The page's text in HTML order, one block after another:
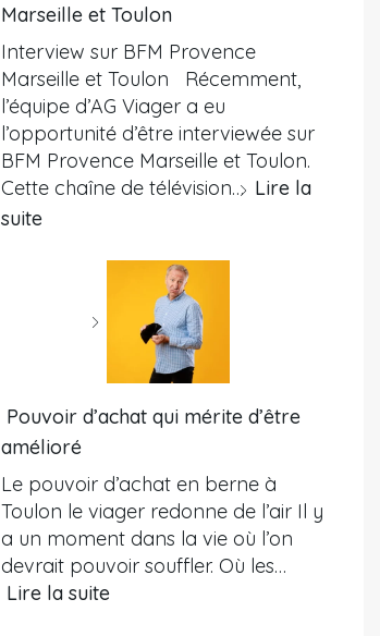
Marseille et Toulon
Interview sur BFM Provence
Marseille et Toulon Récemment,
l’équipe d’AG Viager a eu
l’opportunité d’être interviewée sur
BFM Provence Marseille et Toulon.
Cette chaîne de télévision… Lire la
suite
Pouvoir d’achat qui mérite d’être
amélioré
Le pouvoir d’achat en berne à
Toulon le viager redonne de l’air Il y
a un moment dans la vie où l’on
devrait pouvoir souffler. Où les…
Lire la suite